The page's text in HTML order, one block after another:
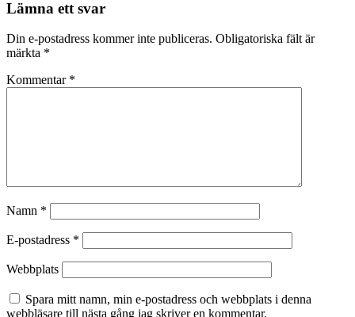
Lämna ett svar
Din e-postadress kommer inte publiceras. Obligatoriska fält är
märkta *
Kommentar *
Namn *
E-postadress *
Webbplats
Spara mitt namn, min e-postadress och webbplats i denna
webbläsare till nästa gång jag skriver en kommentar.